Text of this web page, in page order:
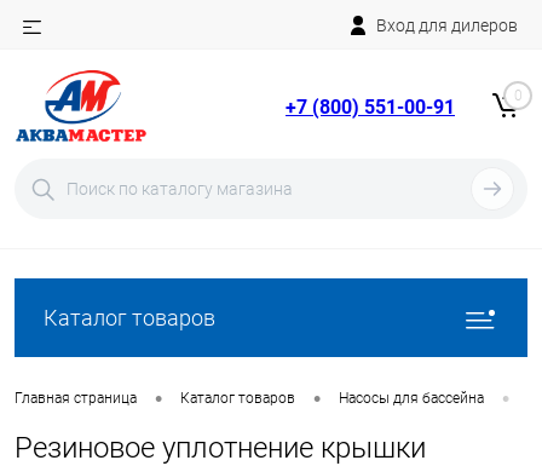
Вход для дилеров
+7 (800) 551-00-91 0
Каталог товаров
Главная страница • Каталог товаров • Насосы для бассейна •
Резиновое уплотнение крышки